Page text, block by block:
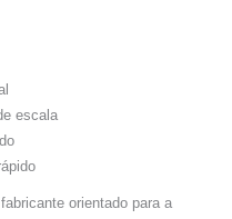
escala
orientado para a